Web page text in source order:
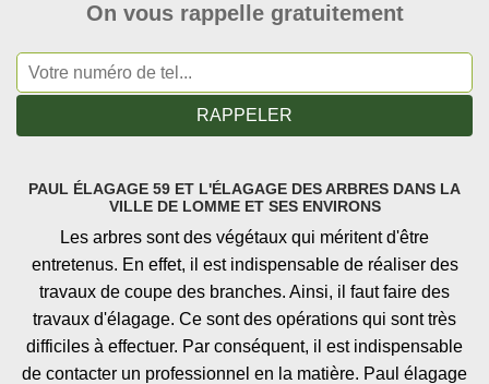
On vous rappelle gratuitement
PAUL ÉLAGAGE 59 ET L'ÉLAGAGE DES ARBRES DANS LA
VILLE DE LOMME ET SES ENVIRONS
Les arbres sont des végétaux qui méritent d'être
entretenus. En effet, il est indispensable de réaliser des
travaux de coupe des branches. Ainsi, il faut faire des
travaux d'élagage. Ce sont des opérations qui sont très
difficiles à effectuer. Par conséquent, il est indispensable
de contacter un professionnel en la matière. Paul élagage